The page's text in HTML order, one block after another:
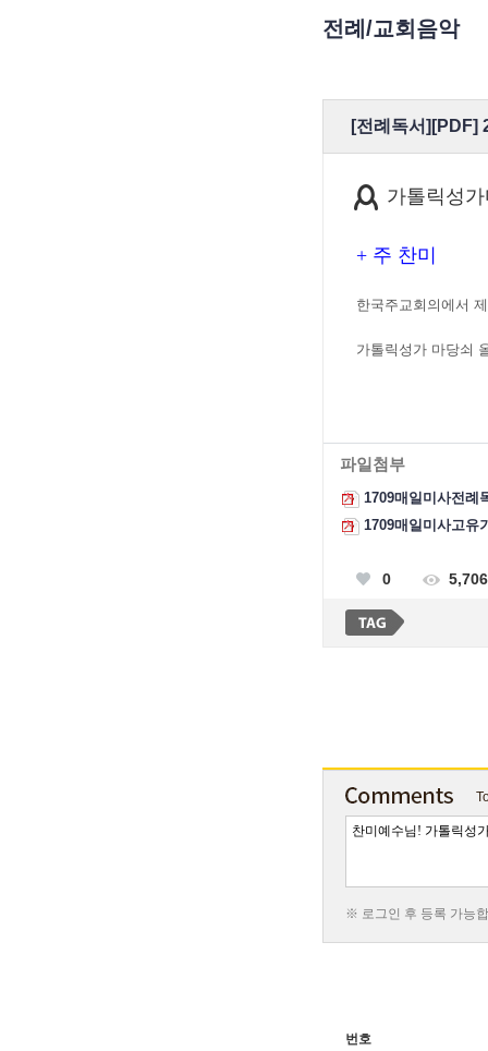
전례/교회음악
[전례독서][PDF]
가톨릭성
+ 주 찬미
한국주교회의에서
가톨릭성가 마당쇠
파일첨부
1709매일미사전례
1709매일미사고유
0 5,706
※ 로그인 후 등록 가능
번호